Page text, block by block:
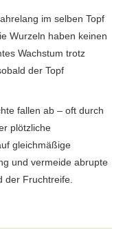
im selben Topf
Wurzeln haben keinen
Wachstum trotz
der Topf
fallen ab – oft durch
plötzliche
gleichmäßige
und vermeide abrupte
der Fruchtreife.